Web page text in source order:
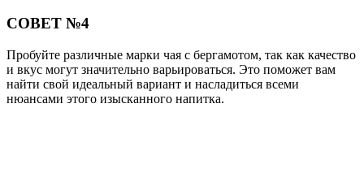
СОВЕТ №4
Пробуйте различные марки чая с бергамотом, так как качество
и вкус могут значительно варьироваться. Это поможет вам
найти свой идеальный вариант и насладиться всеми
нюансами этого изысканного напитка.